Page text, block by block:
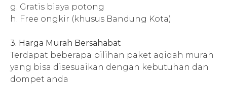
g. Gratis biaya potong
h. Free ongkir (khusus Bandung Kota)
3. Harga Murah Bersahabat
Terdapat beberapa pilihan paket aqiqah murah
yang bisa disesuaikan dengan kebutuhan dan
dompet anda